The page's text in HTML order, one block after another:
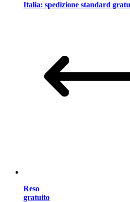
Italia: spedizione standard
Reso
gratuito